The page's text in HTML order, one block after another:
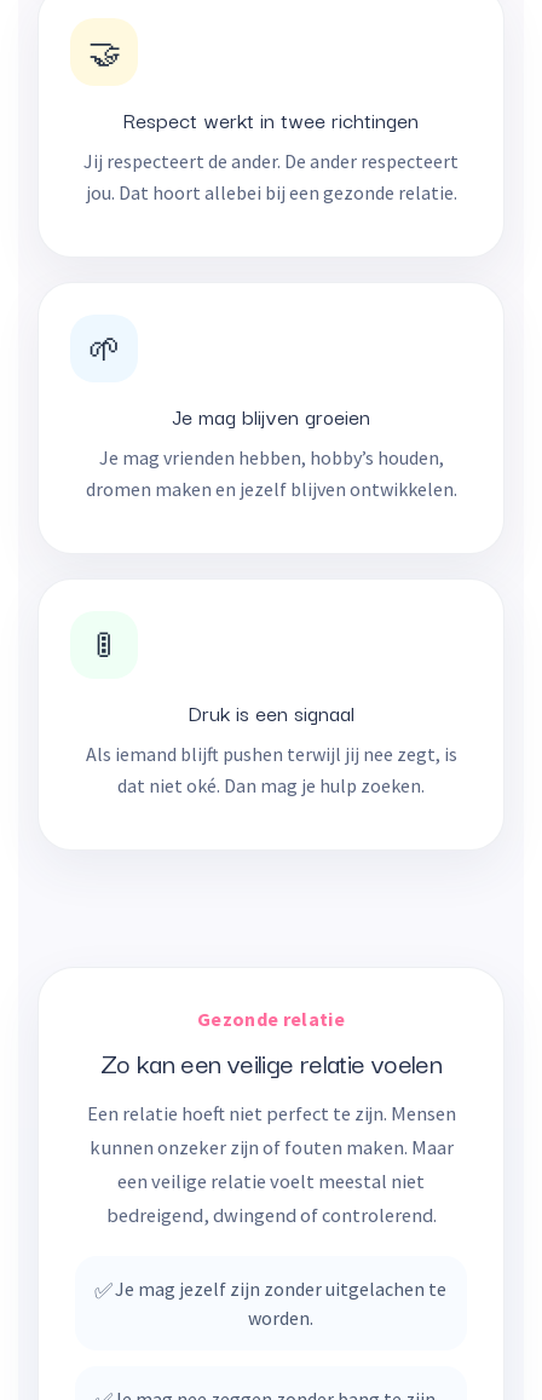
🤝
Respect werkt in twee richtingen
Jij respecteert de ander. De ander respecteert
jou. Dat hoort allebei bij een gezonde relatie.
🌱
Je mag blijven groeien
Je mag vrienden hebben, hobby’s houden,
dromen maken en jezelf blijven ontwikkelen.
🚦
Druk is een signaal
Als iemand blijft pushen terwijl jij nee zegt, is
dat niet oké. Dan mag je hulp zoeken.
Gezonde relatie
Zo kan een veilige relatie voelen
Een relatie hoeft niet perfect te zijn. Mensen
kunnen onzeker zijn of fouten maken. Maar
een veilige relatie voelt meestal niet
bedreigend, dwingend of controlerend.
✅Je mag jezelf zijn zonder uitgelachen te
worden.